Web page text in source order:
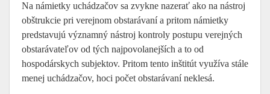
Na námietky uchádzačov sa zvykne nazerať ako na nástroj
obštrukcie pri verejnom obstarávaní a pritom námietky
predstavujú významný nástroj kontroly postupu verejných
obstarávateľov od tých najpovolanejších a to od
hospodárskych subjektov. Pritom tento inštitút využíva stále
menej uchádzačov, hoci počet obstarávaní neklesá.